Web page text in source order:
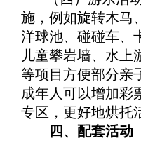
施，例如旋转木马
洋球池、碰碰车、
儿童攀岩墙、水上
等项目方便部分亲
成年人可以增加彩
专区，更好地烘托
四、配套活动